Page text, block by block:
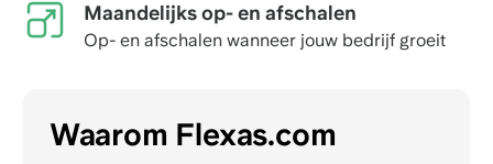
Maandelijks op- en afschalen
Op- en afschalen wanneer jouw bedrijf groeit
Waarom Flexas.com